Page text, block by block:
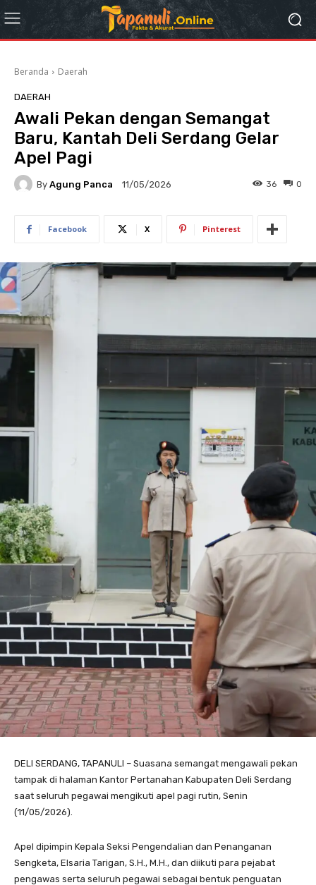
Beranda Daerah
DAERAH
Awali Pekan dengan Semangat
Baru, Kantah Deli Serdang Gelar
Apel Pagi
By Agung Panca 11/05/2026 0
36
Facebook X Pinterest
DELI SERDANG, TAPANULI – Suasana semangat mengawali pekan
tampak di halaman Kantor Pertanahan Kabupaten Deli Serdang
saat seluruh pegawai mengikuti apel pagi rutin, Senin
(11/05/2026).
Apel dipimpin Kepala Seksi Pengendalian dan Penanganan
Sengketa, Elsaria Tarigan, S.H., M.H., dan diikuti para pejabat
pengawas serta seluruh pegawai sebagai bentuk penguatan